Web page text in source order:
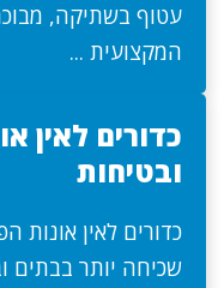
עטוף בשתיקה,
המקצועית ...
כדורים לאין
ובטיחות
כדורים לאין אונות
שכיחה יותר בבתים